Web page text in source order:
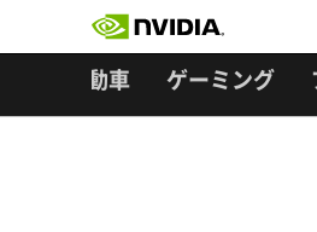
自動車 ゲーミング